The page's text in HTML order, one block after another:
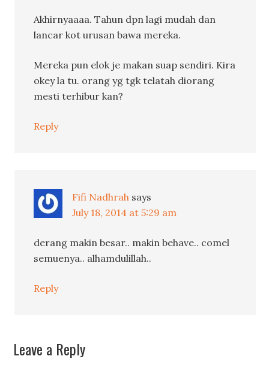
Akhirnyaaaa. Tahun dpn lagi mudah dan
lancar kot urusan bawa mereka.
Mereka pun elok je makan suap sendiri. Kira
okey la tu. orang yg tgk telatah diorang
mesti terhibur kan?
Reply
Fifi Nadhrah says
July 18, 2014 at 5:29 am
derang makin besar.. makin behave.. comel
semuenya.. alhamdulillah..
Reply
Leave a Reply